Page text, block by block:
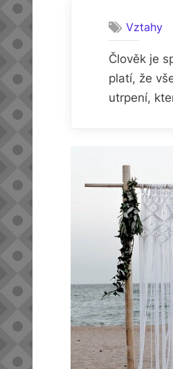
Vztahy
Člověk je
platí, že
utrpení,